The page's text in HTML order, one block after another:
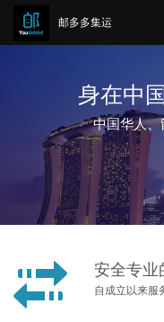
邮多多集运
身在中
中国华人
安全专业
自成立以来服